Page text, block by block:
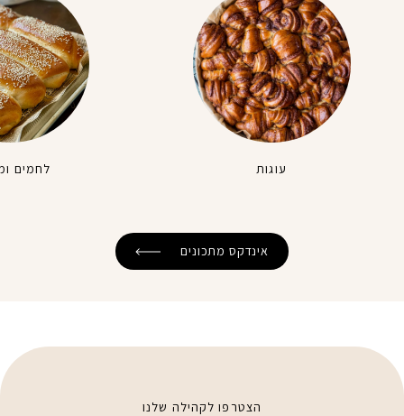
עוגות לחמים
אינדקס מתכונים
הצטרפו לקהילה שלנו